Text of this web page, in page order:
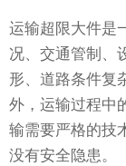
运输超限大件是
况、交通管制、
形、道路条件复
外，运输过程中
输需要严格的技
没有安全隐患。